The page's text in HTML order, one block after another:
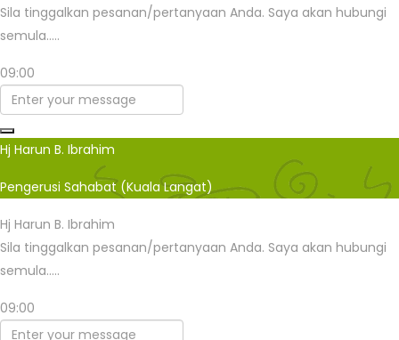
Sila tinggalkan pesanan/pertanyaan Anda. Saya akan hubungi
semula.....
09:00
Hj Harun B. Ibrahim
Pengerusi Sahabat (Kuala Langat)
Hj Harun B. Ibrahim
Sila tinggalkan pesanan/pertanyaan Anda. Saya akan hubungi
semula.....
09:00